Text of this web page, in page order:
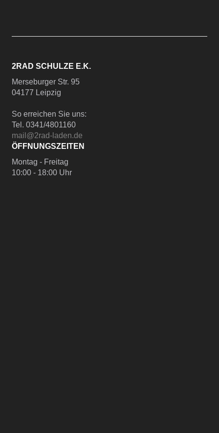
2RAD SCHULZE E.K.
Merseburger Str. 95
04177 Leipzig
So erreichen Sie uns:
Tel. 0341/4801160
mail@2rad-laden.de
ÖFFNUNGSZEITEN
Montag - Freitag
10:00 - 18:00 Uhr